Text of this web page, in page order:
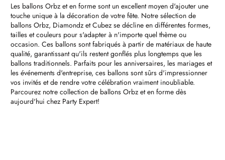
Les ballons Orbz et en forme sont un excellent moyen d'ajouter une
touche unique à la décoration de votre fête. Notre sélection de
ballons Orbz, Diamondz et Cubez se décline en différentes formes,
tailles et couleurs pour s'adapter à n'importe quel thème ou
occasion. Ces ballons sont fabriqués à partir de matériaux de haute
qualité, garantissant qu'ils restent gonflés plus longtemps que les
ballons traditionnels. Parfaits pour les anniversaires, les mariages et
les événements d'entreprise, ces ballons sont sûrs d'impressionner
vos invités et de rendre votre célébration vraiment inoubliable.
Parcourez notre collection de ballons Orbz et en forme dès
aujourd'hui chez Party Expert!